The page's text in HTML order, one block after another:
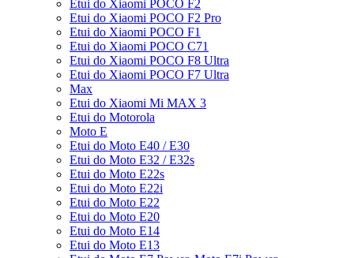
Etui do Xiaomi POCO F2
Etui do Xiaomi POCO F2 Pro
Etui do Xiaomi POCO F1
Etui do Xiaomi POCO C71
Etui do Xiaomi POCO F8 Ultra
Etui do Xiaomi POCO F7 Ultra
Max
Etui do Xiaomi Mi MAX 3
Etui do Motorola
Moto E
Etui do Moto E40 / E30
Etui do Moto E32 / E32s
Etui do Moto E22s
Etui do Moto E22i
Etui do Moto E22
Etui do Moto E20
Etui do Moto E14
Etui do Moto E13